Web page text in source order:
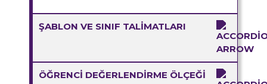
ŞABLON VE SINIF TALIMATLARI
ÖĞRENCI DEĞERLENDIRME ÖLÇEĞI